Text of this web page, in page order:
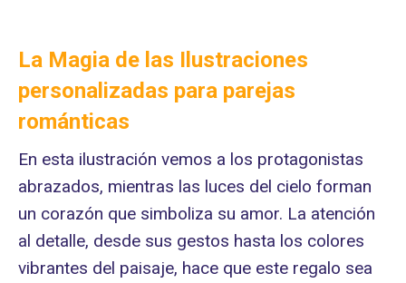
La Magia de las Ilustraciones
personalizadas para parejas
románticas
En esta ilustración vemos a los protagonistas
abrazados, mientras las luces del cielo forman
un corazón que simboliza su amor. La atención
al detalle, desde sus gestos hasta los colores
vibrantes del paisaje, hace que este regalo sea